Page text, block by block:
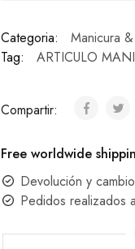
Categoria:
Manicura
Tag:
ARTICULO
Compartir:
Free worldwide
Devolución y
Pedidos realizados